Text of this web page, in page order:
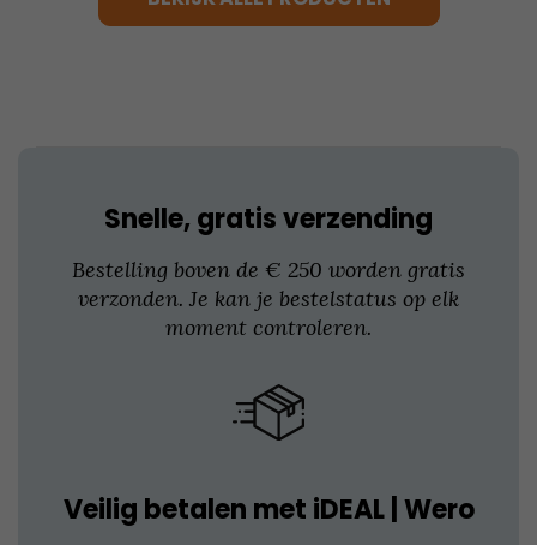
productpagina
Snelle, gratis verzending
Bestelling boven de € 250 worden gratis
verzonden. Je kan je bestelstatus op elk
moment controleren.
Veilig betalen met iDEAL | Wero